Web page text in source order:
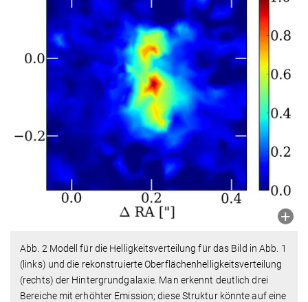
Abb. 2 Modell für die Helligkeitsverteilung für das Bild in Abb. 1
(links) und die rekonstruierte Oberflächen­helligkeitsverteilung
(rechts) der Hintergrundgalaxie. Man erkennt deutlich drei
Bereiche mit erhöhter Emission; diese Struktur könnte auf eine